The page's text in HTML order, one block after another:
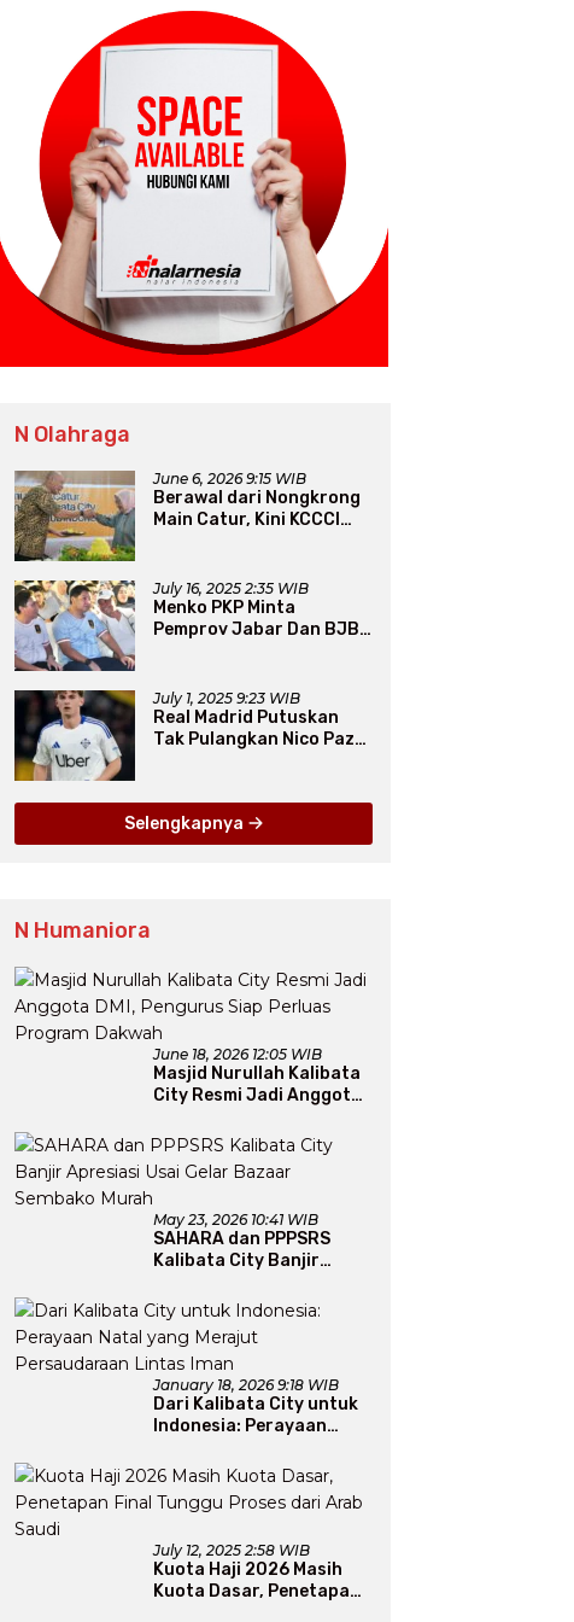
N Olahraga
June 6, 2026 9:15 WIB
Berawal dari Nongkrong
Main Catur, Kini KCCCI
July 16, 2025 2:35 WIB
Menko PKP Minta
Pemprov Jabar Dan BJB
July 1, 2025 9:23 WIB
Real Madrid Putuskan
Tak Pulangkan Nico Paz
Selengkapnya
N Humaniora
June 18, 2026 12:05 WIB
Masjid Nurullah Kalibata
City Resmi Jadi Anggota
Perluas Program Dakwah
May 23, 2026 10:41 WIB
SAHARA dan PPPSRS
Kalibata City Banjir
Bazaar Sembako Murah
January 18, 2026 9:18 WIB
Dari Kalibata City untuk
Indonesia: Perayaan
Persaudaraan Lintas
Iman
July 12, 2025 2:58 WIB
Kuota Haji 2026 Masih
Kuota Dasar, Penetapan